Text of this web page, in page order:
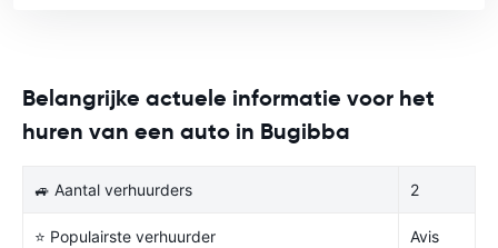
Belangrijke actuele informatie voor het
huren van een auto in Bugibba
🚙 Aantal verhuurders 2
⭐ Populairste verhuurder Avis